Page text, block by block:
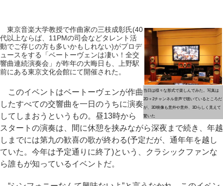
当日は様々な形式で楽しんでみた。写真は
2D＋2チャンネル音声で聴いているところだ
が、3D映像も意外や意外、3Dらしく見えて
驚いた
東京音楽大学教授で作曲家の三枝成彰氏(40
代以上ならば、11PMの司会などタレント活
動でご存じの方も多いかもしれない)がプロデ
ュースをする「ベートーヴェンは凄い！全交
響曲連続演奏会」が昨年の大晦日も、上野駅
前にある東京文化会館にて開催された。
このイベントはベートーヴェンが作曲
したすべての交響曲を一日のうちに演奏
してしまおうというもの。昼13時から
スタートの演奏は、間に休憩を挟みながら深夜まで続き、年越
しまでには第九の歓喜の歌が終わる(予定だが、通年年を越し
ていた。今年は予定通りに終了)という、クラシックファンな
ら誰もが知っているイベントだ。